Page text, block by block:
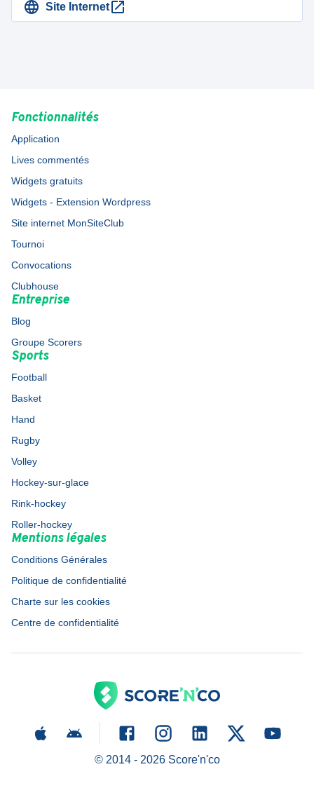
Site Internet
Fonctionnalités
Application
Lives commentés
Widgets gratuits
Widgets - Extension Wordpress
Site internet MonSiteClub
Tournoi
Convocations
Clubhouse
Entreprise
Blog
Groupe Scorers
Sports
Football
Basket
Hand
Rugby
Volley
Hockey-sur-glace
Rink-hockey
Roller-hockey
Mentions légales
Conditions Générales
Politique de confidentialité
Charte sur les cookies
Centre de confidentialité
© 2014 - 2026Score'n'co